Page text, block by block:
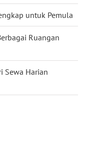
untuk Pemula
Ruangan
Sewa Harian